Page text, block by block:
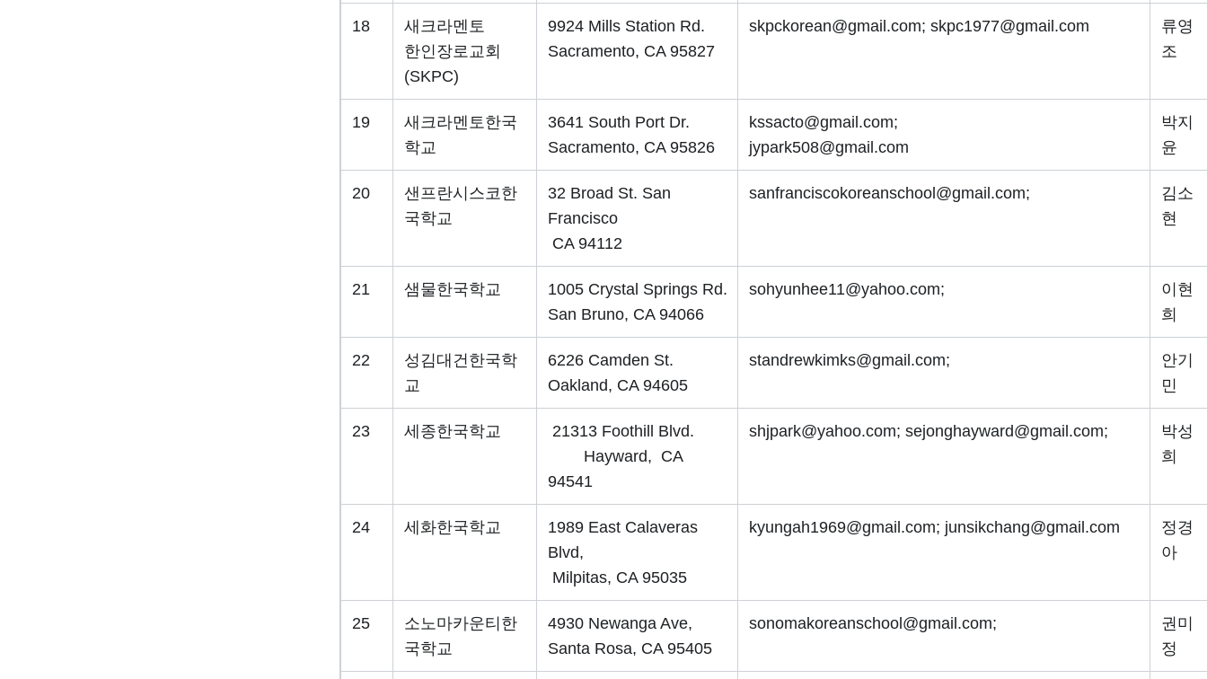
18
새크라멘토
한인장로교회
(SKPC)
9924 Mills Station Rd.
Sacramento, CA 95827
skpckorean@gmail.com; skpc1977@gmail.com
류영
조
19
새크라멘토한국
학교
3641 South Port Dr.
Sacramento, CA 95826
kssacto@gmail.com;
jypark508@gmail.com
박지
윤
20
샌프란시스코한
국학교
32 Broad St. San
Francisco
CA 94112
sanfranciscokoreanschool@gmail.com;
김소
현
21 샘물한국학교
1005 Crystal Springs Rd.
San Bruno, CA 94066
sohyunhee11@yahoo.com;
이현
희
22
성김대건한국학
교
6226 Camden St.
Oakland, CA 94605
standrewkimks@gmail.com;
안기
민
23 세종한국학교
21313 Foothill Blvd.
Hayward, CA
94541
shjpark@yahoo.com; sejonghayward@gmail.com;
박성
희
24 세화한국학교
1989 East Calaveras
Blvd,
Milpitas, CA 95035
kyungah1969@gmail.com; junsikchang@gmail.com
정경
아
25
소노마카운티한
국학교
4930 Newanga Ave,
Santa Rosa, CA 95405
sonomakoreanschool@gmail.com;
권미
정